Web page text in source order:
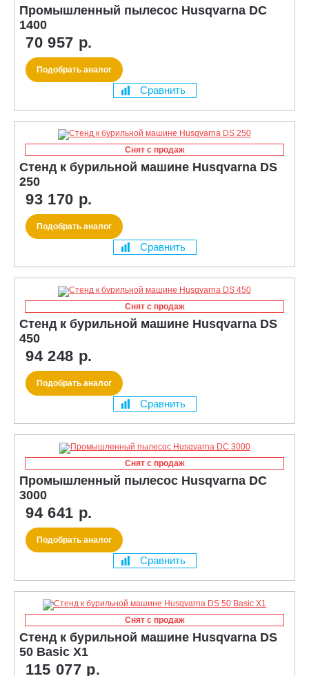
Промышленный пылесос Husqvarna DC
1400
70 957 р.
Подобрать аналог
Сравнить
Снят с продаж
Стенд к бурильной машине Husqvarna DS
250
93 170 р.
Подобрать аналог
Сравнить
Снят с продаж
Стенд к бурильной машине Husqvarna DS
450
94 248 р.
Подобрать аналог
Сравнить
Снят с продаж
Промышленный пылесос Husqvarna DC
3000
94 641 р.
Подобрать аналог
Сравнить
Снят с продаж
Стенд к бурильной машине Husqvarna DS
50 Basic X1
115 077 р.